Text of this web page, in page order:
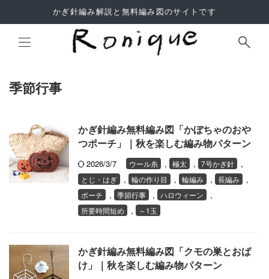
かぎ針編み解説と無料編み図のサイトです
よくあるご質問
季節行事
かぎ針編み無料編み図「かぼちゃのおや
つポーチ」｜秋を楽しむ編み物パターン
2026/3/7 ウール糸 , 極太 , 7号かぎ針 ,
とじ・はぎ , 輪の作り目 , 輪編み , 長編み ,
ポーチ , 季節行事 , ハロウィーン ,
所要時間短め , ～1玉
かぎ針編み無料編み図「クモの巣とおば
け」｜秋を楽しむ編み物パターン